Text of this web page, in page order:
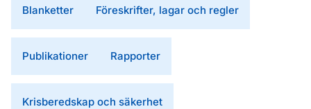
Blanketter Föreskrifter, lagar och regler
Publikationer Rapporter
Krisberedskap och säkerhet